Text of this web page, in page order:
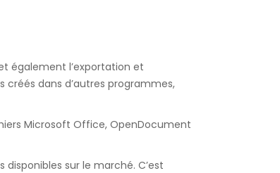
également l’exportation et
dans d’autres programmes,
Microsoft Office, OpenDocument
sur le marché. C’est